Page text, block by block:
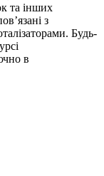
та інших
з
Будь-
в